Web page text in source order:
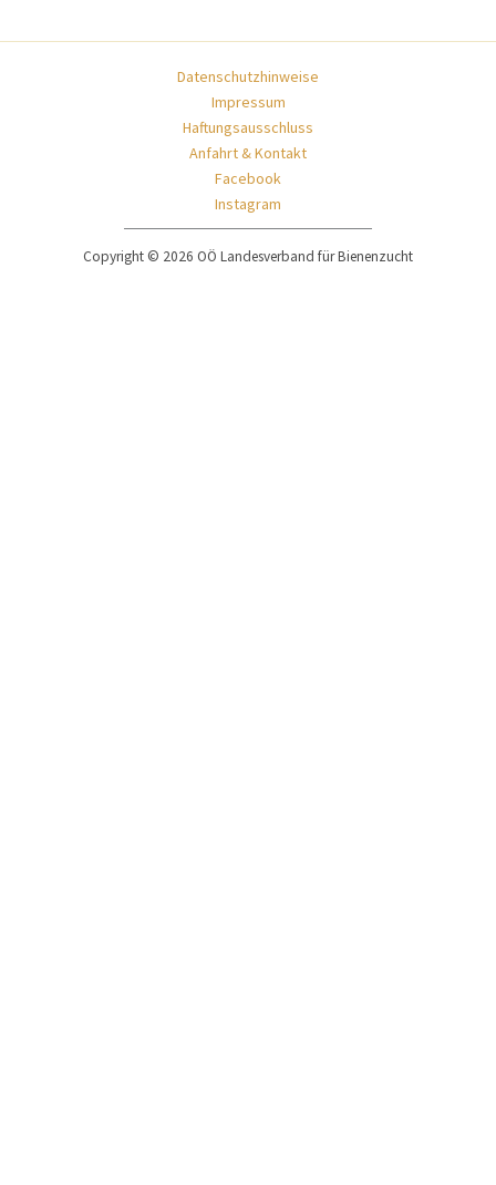
Datenschutzhinweise
Impressum
Haftungsausschluss
Anfahrt & Kontakt
Facebook
Instagram
Copyright © 2026 OÖ Landesverband für Bienenzucht